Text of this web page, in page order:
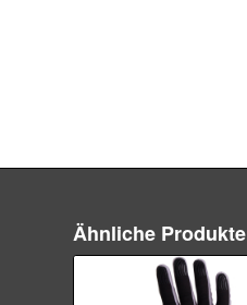
Ähnliche Produkte